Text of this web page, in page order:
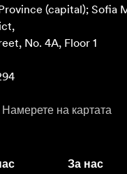
(capital); Sofia
No. 4A, Floor 1
Намерете на картата
За нас